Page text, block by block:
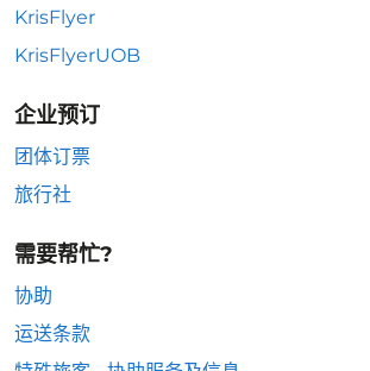
KrisFlyer
KrisFlyerUOB
企业预订
团体订票
旅行社
需要帮忙?
协助
运送条款